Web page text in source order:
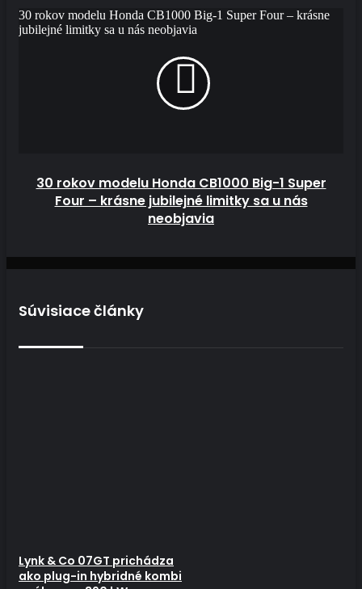
30 rokov modelu Honda CB1000 Big-1 Super Four – krásne
jubilejné limitky sa u nás neobjavia
30 rokov modelu Honda CB1000 Big-1 Super
Four – krásne jubilejné limitky sa u nás
neobjavia
Súvisiace články
Lynk & Co 07GT prichádza
ako plug-in hybridné kombi